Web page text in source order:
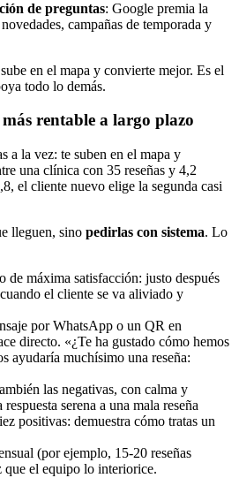
de preguntas: Google premia la
campañas de temporada y
en el mapa y convierte mejor. Es el
todo lo demás.
rentable a largo plazo
a la vez: te suben en el mapa y
una clínica con 35 reseñas y 4,2
el cliente nuevo elige la segunda casi
lleguen, sino pedirlas con sistema. Lo
de máxima satisfacción: justo después
el cliente se va aliviado y
por WhatsApp o un QR en
directo. «¿Te ha gustado cómo hemos
ayudaría muchísimo una reseña:
las negativas, con calma y
serena a una mala reseña
positivas: demuestra cómo tratas un
(por ejemplo, 15-20 reseñas
que el equipo lo interiorice.